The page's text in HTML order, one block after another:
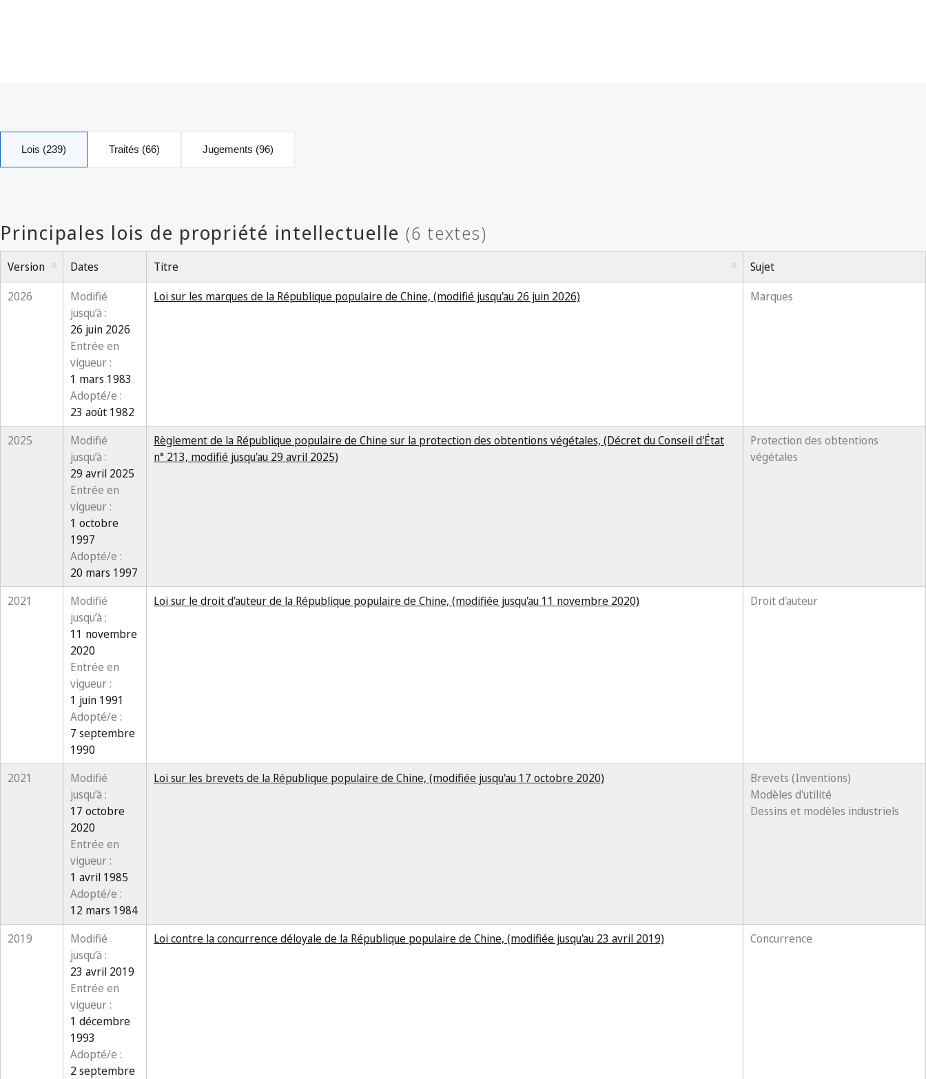
Lois (239) Traités (66) Jugements (96)
Version Dates Titre
Sujet
2026
Modifié
jusqu’à :
26 juin 2026
Entrée en
vigueur :
1 mars 1983
Adopté/e :
23 août 1982
Loi sur les marques de la République populaire de Chine, (modifié jusqu'au 26 juin 2026) Marques
2025
Modifié
jusqu’à :
29 avril 2025
Entrée en
vigueur :
1 octobre
1997
Adopté/e :
20 mars 1997
Règlement de la République populaire de Chine sur la protection des obtentions végétales, (Décret du Conseil d'État
n° 213, modifié jusqu'au 29 avril 2025)
Protection des obtentions
végétales
2021
Modifié
jusqu’à :
11 novembre
2020
Entrée en
vigueur :
1 juin 1991
Adopté/e :
7 septembre
1990
Loi sur le droit d'auteur de la République populaire de Chine, (modifiée jusqu'au 11 novembre 2020) Droit d'auteur
2021
Modifié
jusqu’à :
17 octobre
2020
Entrée en
vigueur :
1 avril 1985
Adopté/e :
12 mars 1984
Loi sur les brevets de la République populaire de Chine, (modifiée jusqu'au 17 octobre 2020)
Brevets (Inventions)
Modèles d'utilité
Dessins et modèles industriels
2019
Modifié
jusqu’à :
23 avril 2019
Entrée en
vigueur :
1 décembre
1993
Adopté/e :
2 septembre
Loi contre la concurrence déloyale de la République populaire de Chine, (modifiée jusqu'au 23 avril 2019) Concurrence